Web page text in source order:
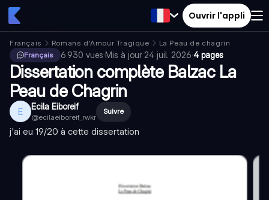
Ouvrir l'appli
Français Romans d'Amour Tragique
La Peau de chagrin
Français
6 930 vues·Mis à jour 24 juil. 2026·4 pages
Dissertation complète Balzac La
Peau de Chagrin
E Ecila Eiboreif
@ecilaeiboreif_rwkr
Suivre
j'ai eu 19/20 à cette dissertation